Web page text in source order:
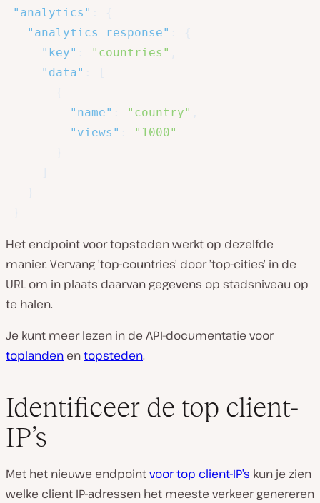
"analytics"
"analytics_response"
"key"
"countries"
"data"
"name"
"country"
"views"
"1000"
Het endpoint voor topsteden werkt op dezelfde
manier. Vervang ’top-countries’ door ’top-cities’ in de
URL om in plaats daarvan gegevens op stadsniveau op
te halen.
Je kunt meer lezen in de API-documentatie voor
toplanden entopsteden.
Identificeer de top client-
IP’s
Met het nieuwe endpointvoor top client-IP’s kun je zien
welke client IP-adressen het meeste verkeer genereren